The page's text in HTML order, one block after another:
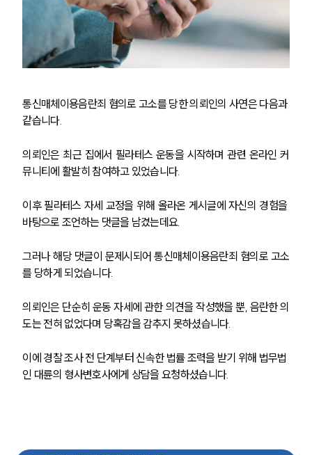
통신매체이용음란죄 혐의로 고소를 당한 의뢰인의 사연은 다음과
같습니다.
의뢰인은 최근 집에서 필라테스 운동을 시작하며 관련 온라인 커
뮤니티에 활발히 참여하고 있었습니다.
이후 필라테스 자세 교정을 위해 올라온 게시글에 자신의 경험을
바탕으로 조언하는 댓글을 남겼는데요.
그러나 해당 댓글이 문제시되어 통신매체이용음란죄 혐의로 고소
를 당하게 되었습니다.
의뢰인은 단순히 운동 자세에 관한 의견을 작성했을 뿐, 음란한 의
도는 전혀 없었다며 당혹감을 감추지 못하셨습니다.
이에 경찰 조사 전 단계부터 신속한 법률 조력을 받기 위해 법무법
인 대륜의 형사변호사에게 상담을 요청하셨습니다.